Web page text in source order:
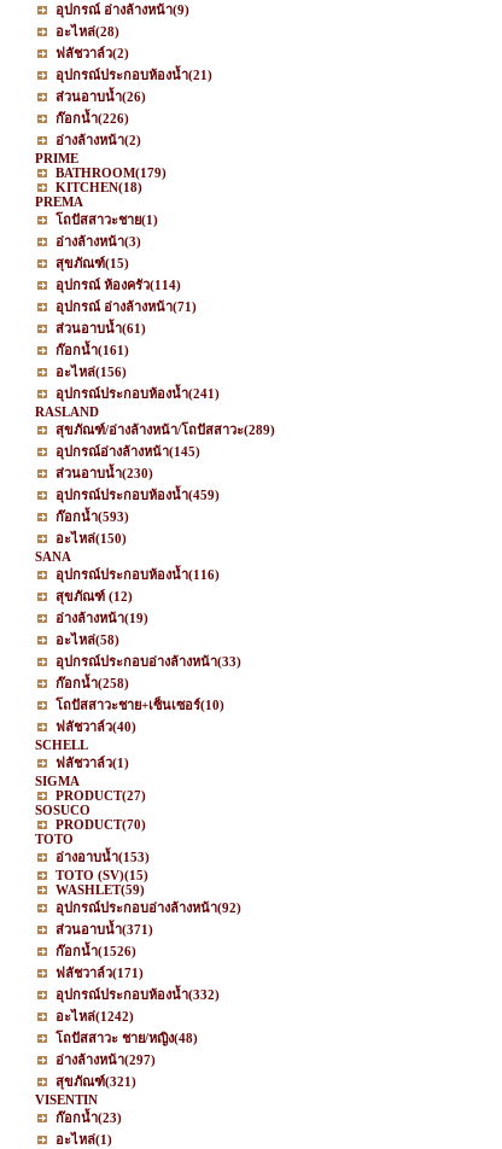
อุปกรณ์ อ่างล้างหน้า(9)
อะไหล่(28)
ฟลัชวาล์ว(2)
อุปกรณ์ประกอบห้องน้ำ(21)
ส่วนอาบน้ำ(26)
ก๊อกน้ำ(226)
อ่างล้างหน้า(2)
PRIME
BATHROOM(179)
KITCHEN(18)
PREMA
โถปัสสาวะชาย(1)
อ่างล้างหน้า(3)
สุขภัณฑ์(15)
อุปกรณ์ ห้องครัว(114)
อุปกรณ์ อ่างล้างหน้า(71)
ส่วนอาบน้ำ(61)
ก๊อกน้ำ(161)
อะไหล่(156)
อุปกรณ์ประกอบห้องน้ำ(241)
RASLAND
สุขภัณฑ์/อ่างล้างหน้า/โถปัสสาวะ(289)
อุปกรณ์อ่างล้างหน้า(145)
ส่วนอาบน้ำ(230)
อุปกรณ์ประกอบห้องน้ำ(459)
ก๊อกน้ำ(593)
อะไหล่(150)
SANA
อุปกรณ์ประกอบห้องน้ำ(116)
สุขภัณฑ์ (12)
อ่างล้างหน้า(19)
อะไหล่(58)
อุปกรณ์ประกอบอ่างล้างหน้า(33)
ก๊อกน้ำ(258)
โถปัสสาวะชาย+เซ็นเซอร์(10)
ฟลัชวาล์ว(40)
SCHELL
ฟลัชวาล์ว(1)
SIGMA
PRODUCT(27)
SOSUCO
PRODUCT(70)
TOTO
อ่างอาบน้ำ(153)
TOTO (SV)(15)
WASHLET(59)
อุปกรณ์ประกอบอ่างล้างหน้า(92)
ส่วนอาบน้ำ(371)
ก๊อกน้ำ(1526)
ฟลัชวาล์ว(171)
อุปกรณ์ประกอบห้องน้ำ(332)
อะไหล่(1242)
โถปัสสาวะ ชาย/หญิง(48)
อ่างล้างหน้า(297)
สุขภัณฑ์(321)
VISENTIN
ก๊อกน้ำ(23)
อะไหล่(1)